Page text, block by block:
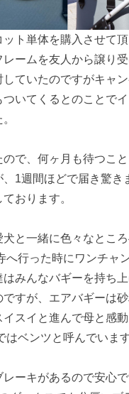
ト単体を購入させて頂
ームを友人から譲り
ていたのですがキャ
ついてくるとのことで
ので、何ヶ月も待つこ
、1週間ほどで届き驚き
おります。
と一緒に色々なとこ
へ行った時にワンチャ
みんなバギーを持ち
ですが、エアバギーは
スイと進んで母と感
はベンツと呼んでいま
ーキがあるので安心